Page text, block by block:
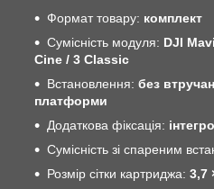
Формат товару: комплект
Сумісність модуля: DJI
Cine / 3 Classic
Встановлення: без
платформи
Додаткова фіксація:
Сумісність зі спареним
Розмір сітки картриджа: 3,7